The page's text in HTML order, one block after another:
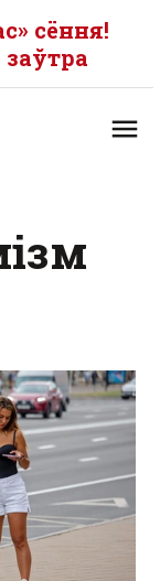
сёння!